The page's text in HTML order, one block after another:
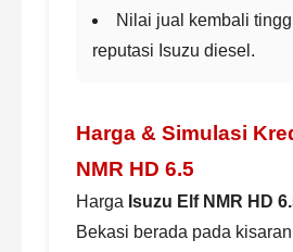
Nilai jual kembali
reputasi Isuzu diesel.
Harga & Simulasi
NMR HD 6.5
Harga Isuzu Elf NMR HD
Bekasi berada pada kisaran